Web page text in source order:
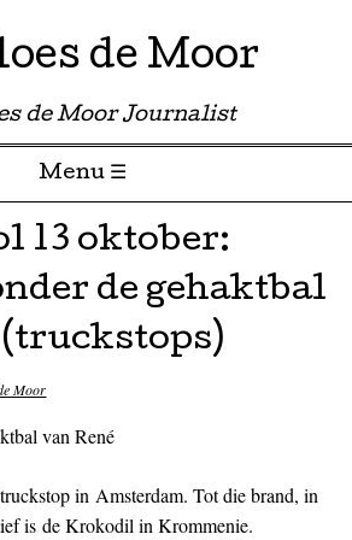
de Moor
de Moor Journalist
Menu ☰
13 oktober:
de gehaktbal
(truckstops)
Moor
van René
in Amsterdam. Tot die brand, in
is de Krokodil in Krommenie.